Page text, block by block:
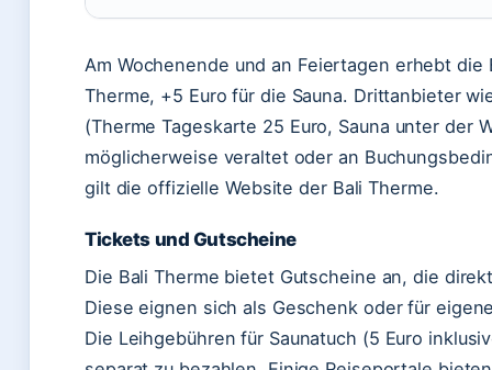
Am Wochenende und an Feiertagen erhebt
Therme, +5 Euro für die Sauna. Drittanbieter
(Therme Tageskarte 25 Euro, Sauna unter der
möglicherweise veraltet oder an
gilt die offizielle Website der Bali Therme.
Tickets und Gutscheine
Die Bali Therme bietet Gutscheine an, die
Diese eignen sich als Geschenk oder für
Die Leihgebühren für Saunatuch (5 Euro